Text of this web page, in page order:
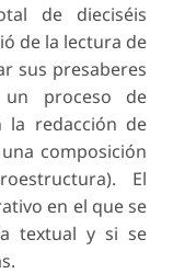
de dieciséis
de la lectura de
sus presaberes
un proceso de
la redacción de
composición
El
en el que se
textual y si se